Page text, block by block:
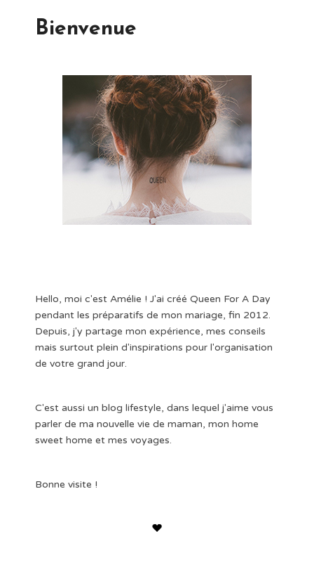
Bienvenue
Hello, moi c'est Amélie ! J'ai créé Queen For A Day
pendant les préparatifs de mon mariage, fin 2012.
Depuis, j'y partage mon expérience, mes conseils
mais surtout plein d'inspirations pour l'organisation
de votre grand jour.
C'est aussi un blog lifestyle, dans lequel j'aime vous
parler de ma nouvelle vie de maman, mon home
sweet home et mes voyages.
Bonne visite !